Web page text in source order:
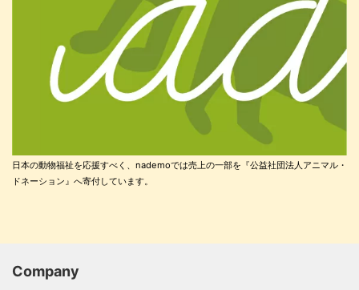
日本の動物福祉を応援すべく、nademoでは売上の一部を『公益社団法人アニマル・
ドネーション』へ寄付しています。
Company